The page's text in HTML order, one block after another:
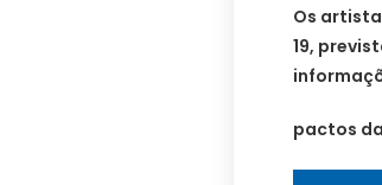
Os
19,
pactos